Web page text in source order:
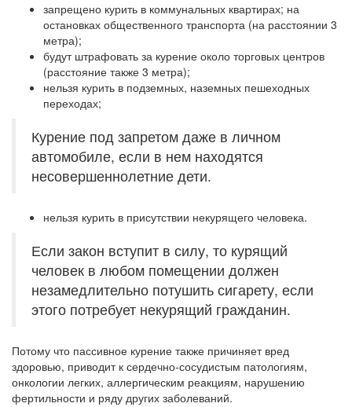
запрещено курить в коммунальных квартирах; на
остановках общественного транспорта (на расстоянии 3
метра);
будут штрафовать за курение около торговых центров
(расстояние также 3 метра);
нельзя курить в подземных, наземных пешеходных
переходах;
Курение под запретом даже в личном
автомобиле, если в нем находятся
несовершеннолетние дети.
нельзя курить в присутствии некурящего человека.
Если закон вступит в силу, то курящий
человек в любом помещении должен
незамедлительно потушить сигарету, если
этого потребует некурящий гражданин.
Потому что пассивное курение также причиняет вред
здоровью, приводит к сердечно-сосудистым патологиям,
онкологии легких, аллергическим реакциям, нарушению
фертильности и ряду других заболеваний.